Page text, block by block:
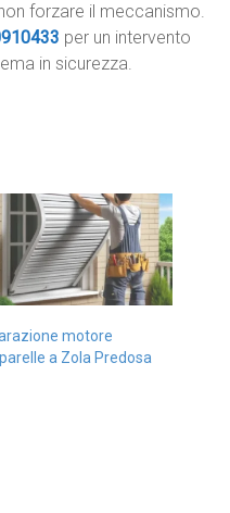
forzare il meccanismo.
per un intervento
in sicurezza.
motore
a Zola Predosa